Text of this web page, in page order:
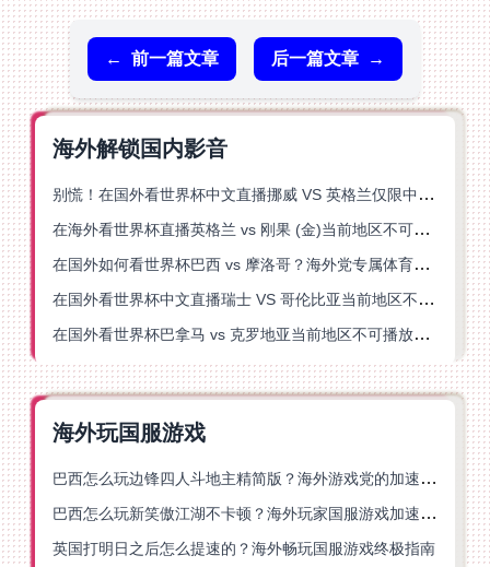
← 前一篇文章 后一篇文章 →
海外解锁国内影音
别慌！在国外看世界杯中文直播挪威 VS 英格兰仅限中国大陆？这篇指南帮你搞定
在海外看世界杯直播英格兰 vs 刚果 (金)当前地区不可播放？这篇指南帮你突破所有限制
在国外如何看世界杯巴西 vs 摩洛哥？海外党专属体育观赛指南来了
在国外看世界杯中文直播瑞士 VS 哥伦比亚当前地区不可播放？这篇指南帮你搞定
在国外看世界杯巴拿马 vs 克罗地亚当前地区不可播放？这篇指南帮你轻松解决海外体育直播难题
海外玩国服游戏
巴西怎么玩边锋四人斗地主精简版？海外游戏党的加速器终极选择
巴西怎么玩新笑傲江湖不卡顿？海外玩家国服游戏加速终极指南（附猫和老鼠一梦江湖实测）
英国打明日之后怎么提速的？海外畅玩国服游戏终极指南